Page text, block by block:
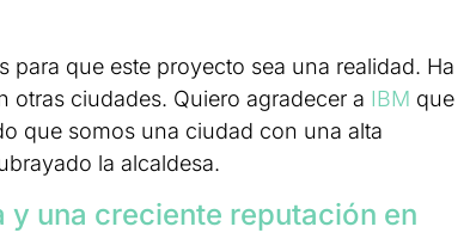
para que este proyecto sea una realidad. Ha
ciudades. Quiero agradecer a IBM que
que somos una ciudad con una alta
la alcaldesa.
una creciente reputación en